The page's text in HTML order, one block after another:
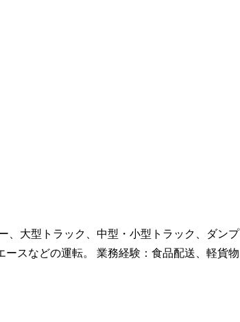
、大型トラック、中型・小型トラック、ダンプ
スなどの運転。 業務経験：食品配送、軽貨物